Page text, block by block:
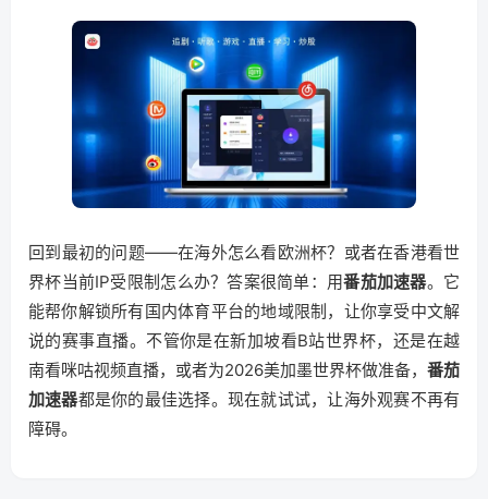
回到最初的问题——在海外怎么看欧洲杯？或者在香港看世
界杯当前IP受限制怎么办？答案很简单：用番茄加速器。它
能帮你解锁所有国内体育平台的地域限制，让你享受中文解
说的赛事直播。不管你是在新加坡看B站世界杯，还是在越
南看咪咕视频直播，或者为2026美加墨世界杯做准备， 番茄
加速器都是你的最佳选择。现在就试试，让海外观赛不再有
障碍。